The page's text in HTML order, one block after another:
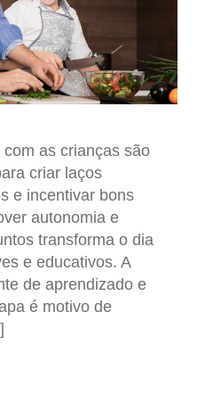
as crianças são
criar laços
e incentivar bons
autonomia e
transforma o dia
e educativos. A
de aprendizado e
é motivo de